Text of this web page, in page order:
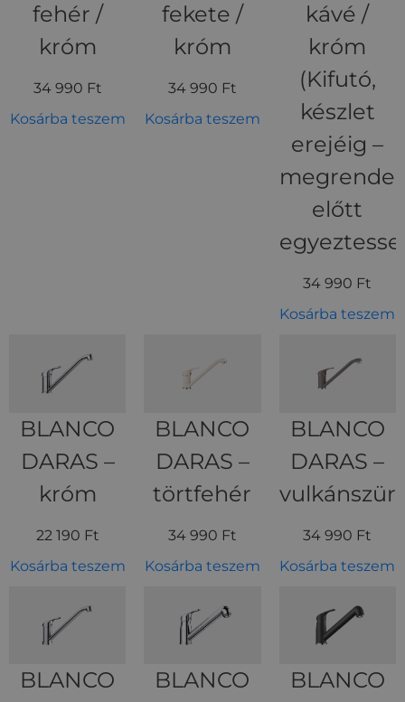
fehér /
króm
34 990 Ft
Kosárba teszem
fekete /
króm
34 990 Ft
Kosárba teszem
kávé /
króm
(Kifutó,
készlet
erejéig –
előtt
34 990 Ft
Kosárba teszem
BLANCO
DARAS –
króm
22 190 Ft
Kosárba teszem
BLANCO
DARAS –
törtfehér
34 990 Ft
Kosárba teszem
BLANCO
DARAS –
34 990 Ft
Kosárba teszem
BLANCO
BLANCO
BLANCO